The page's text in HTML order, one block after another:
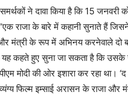
ने दावा किया है कि 15 जनवरी
राजा के बारे में कहानी सुनाते हैं
मंत्री के रूप में अभिनय करनेवाले दो
यह कहते हुए सुना जा सकता है कि उसके
मोदी की ओर इशारा कर रहा था।
व्यंग्य फिल्म इम्साई अरासन के राजा